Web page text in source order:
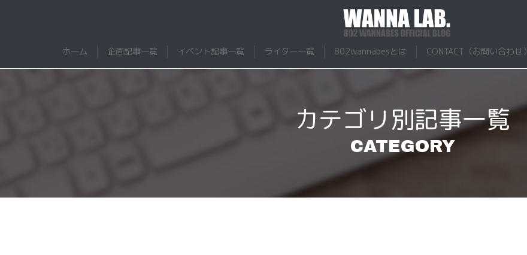
WANNALAB.｜FM802ワナビーズ
WANNALAB.
ホーム 企画記事一覧 イベント記事一覧 ライター一覧 802wannabesとは CONTACT（お問い合わせ）
カテゴリ別記事一覧
CATEGORY